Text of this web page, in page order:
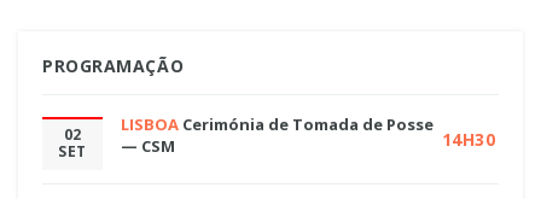
PROGRAMAÇÃO
02
SET
LISBOA Cerimónia de Tomada de Posse
— CSM
14H30